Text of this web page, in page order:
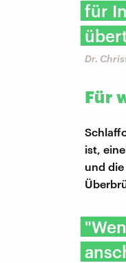
für
Dr.
Für
ist,
und